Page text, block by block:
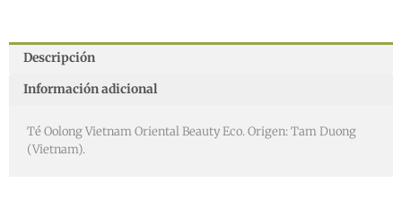
Descripción
Información adicional
Té Oolong Vietnam Oriental Beauty Eco. Origen: Tam Duong
(Vietnam).